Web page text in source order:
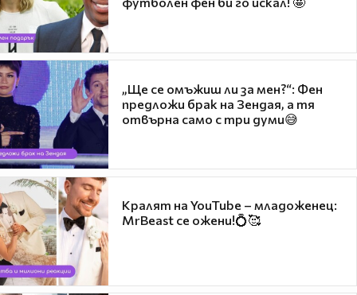
„Ще се омъжиш ли за мен?“: Фен
предложи брак на Зендая, а тя
отвърна само с три думи😅
Кралят на YouTube – младоженец:
MrBeast се ожени!💍🥰